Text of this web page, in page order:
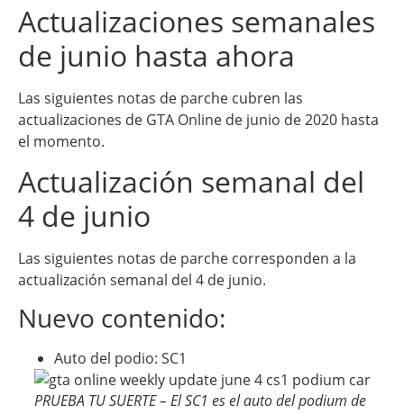
Actualizaciones semanales
de junio hasta ahora
Las siguientes notas de parche cubren las
actualizaciones de GTA Online de junio de 2020 hasta
el momento.
Actualización semanal del
4 de junio
Las siguientes notas de parche corresponden a la
actualización semanal del 4 de junio.
Nuevo contenido:
Auto del podio: SC1
PRUEBA TU SUERTE – El SC1 es el auto del podium de